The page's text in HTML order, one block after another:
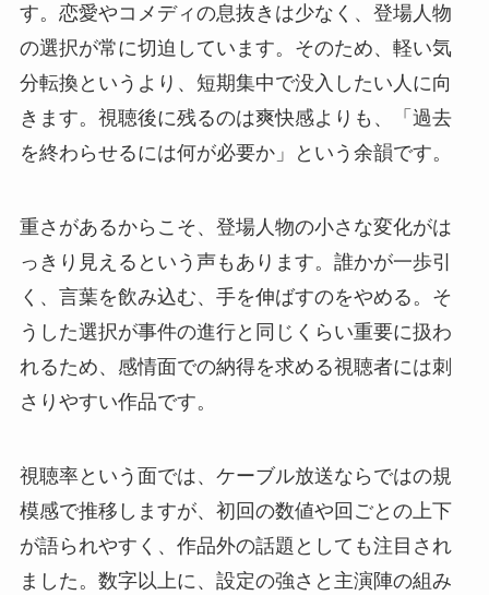
す。恋愛やコメディの息抜きは少なく、登場人物
の選択が常に切迫しています。そのため、軽い気
分転換というより、短期集中で没入したい人に向
きます。視聴後に残るのは爽快感よりも、「過去
を終わらせるには何が必要か」という余韻です。
重さがあるからこそ、登場人物の小さな変化がは
っきり見えるという声もあります。誰かが一歩引
く、言葉を飲み込む、手を伸ばすのをやめる。そ
うした選択が事件の進行と同じくらい重要に扱わ
れるため、感情面での納得を求める視聴者には刺
さりやすい作品です。
視聴率という面では、ケーブル放送ならではの規
模感で推移しますが、初回の数値や回ごとの上下
が語られやすく、作品外の話題としても注目され
ました。数字以上に、設定の強さと主演陣の組み